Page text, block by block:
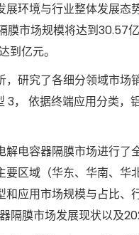
环境与行业整体发展
市场规模将达到30.57
到亿元。
研究了各细分领域市
3， 依据终端应用分类
电容器隔膜市场进行
区域（华东、华南、
应用市场规模与占比
膜市场发展现状以及